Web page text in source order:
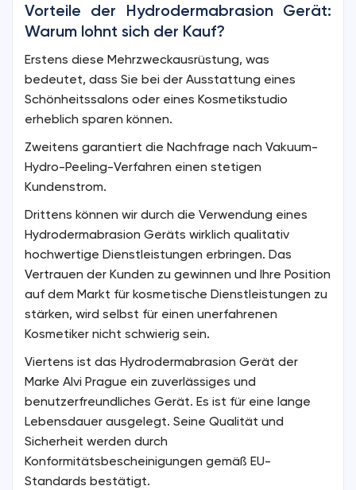
Vorteile der Hydrodermabrasion Gerät:
Warum lohnt sich der Kauf?
Erstens diese Mehrzweckausrüstung, was
bedeutet, dass Sie bei der Ausstattung eines
Schönheitssalons oder eines Kosmetikstudio
erheblich sparen können.
Zweitens garantiert die Nachfrage nach Vakuum-
Hydro-Peeling-Verfahren einen stetigen
Kundenstrom.
Drittens können wir durch die Verwendung eines
Hydrodermabrasion Geräts wirklich qualitativ
hochwertige Dienstleistungen erbringen. Das
Vertrauen der Kunden zu gewinnen und Ihre Position
auf dem Markt für kosmetische Dienstleistungen zu
stärken, wird selbst für einen unerfahrenen
Kosmetiker nicht schwierig sein.
Viertens ist das Hydrodermabrasion Gerät der
Marke Alvi Prague ein zuverlässiges und
benutzerfreundliches Gerät. Es ist für eine lange
Lebensdauer ausgelegt. Seine Qualität und
Sicherheit werden durch
Konformitätsbescheinigungen gemäß EU-
Standards bestätigt.